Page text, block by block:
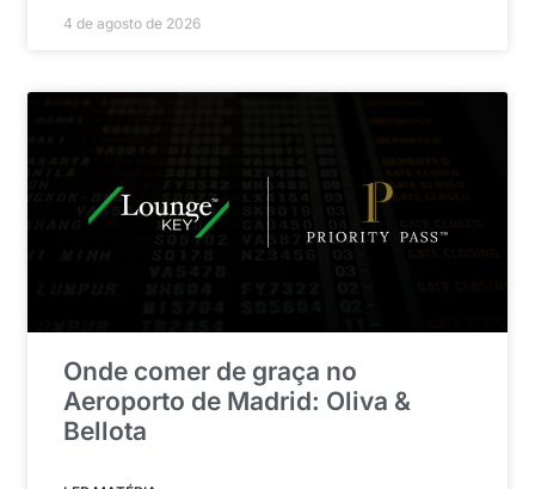
4 de agosto de 2026
Onde comer de graça no
Aeroporto de Madrid: Oliva &
Bellota